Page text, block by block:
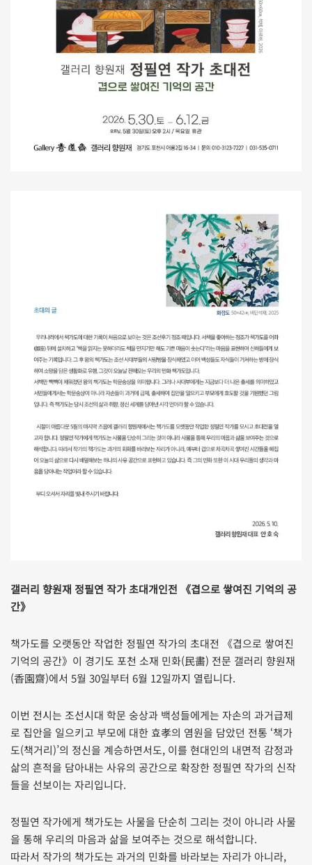
갤러리 향원재 정필연 작가 초대개인전 《겹으로 쌓여진 기억의 공
간》
책가도를 오랫동안 작업한 정필연 작가의 초대전 《겹으로 쌓여진
기억의 공간》이 경기도 포천 소재 민화(民畵) 전문 갤러리 향원재
(香園齋)에서 5월 30일부터 6월 12일까지 열립니다.
이번 전시는 조선시대 학문 숭상과 백성들에게는 자손의 과거급제
로 집안을 일으키고 부모에 대한 효孝의 염원을 담았던 전통 ‘책가
도(책거리)’의 정신을 계승하면서도, 이를 현대인의 내면적 감정과
삶의 흔적을 담아내는 사유의 공간으로 확장한 정필연 작가의 신작
들을 선보이는 자리입니다.
정필연 작가에게 책가도는 사물을 단순히 그리는 것이 아니라 사물
을 통해 우리의 마음과 삶을 보여주는 것으로 해석합니다.
따라서 작가의 책가도는 과거의 민화를 바라보는 자리가 아니라,